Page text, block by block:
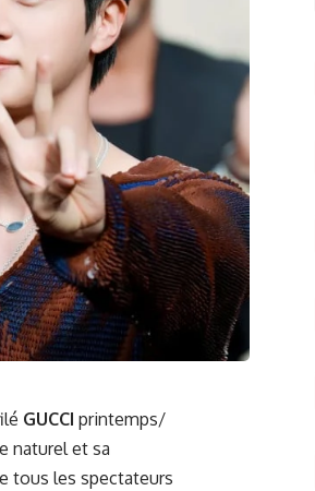
GUCCI printemps/
naturel et sa
tous les spectateurs